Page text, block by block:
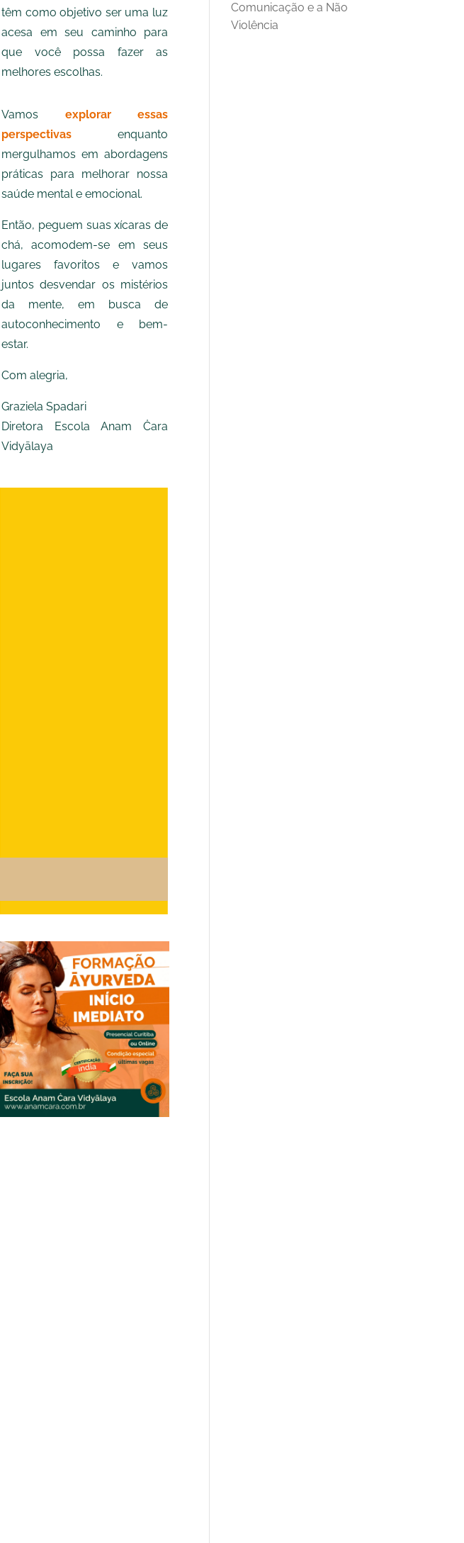
têm como objetivo ser uma luz
acesa em seu caminho para
que você possa fazer as
melhores escolhas.
Vamos explorar essas
perspectivas enquanto
mergulhamos em abordagens
práticas para melhorar nossa
saúde mental e emocional.
Então, peguem suas xícaras de
chá, acomodem-se em seus
lugares favoritos e vamos
juntos desvendar os mistérios
da mente, em busca de
autoconhecimento e bem-
estar.
Com alegria,
Graziela Spadari
Diretora Escola Anam Ċara
Vidyālaya
Comunicação e a Não
Violência